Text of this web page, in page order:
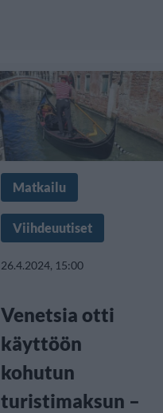
Matkailu
Viihdeuutiset
26.4.2024, 15:00
Venetsia otti
käyttöön
kohutun
turistimaksun –